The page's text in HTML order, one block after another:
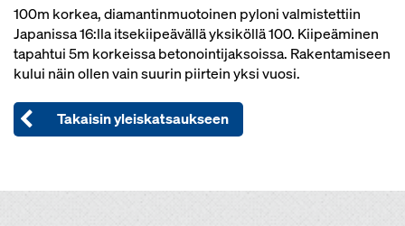
100m korkea, diamantinmuotoinen pyloni valmistettiin
Japanissa 16:lla itsekiipeävällä yksiköllä 100. Kiipeäminen
tapahtui 5m korkeissa betonointijaksoissa. Rakentamiseen
kului näin ollen vain suurin piirtein yksi vuosi.
Takaisin yleiskatsaukseen